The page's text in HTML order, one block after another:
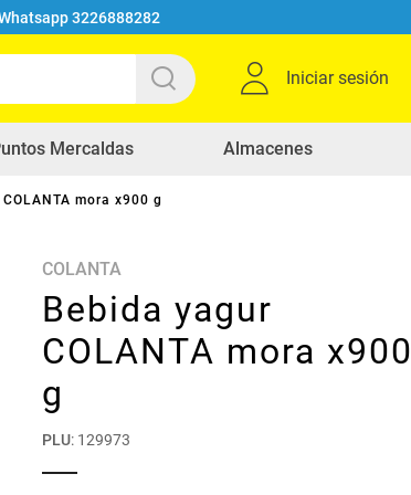
3226888282
Iniciar sesión
Mercaldas Almacenes
mora x900 g
COLANTA
Bebida yagur
COLANTA mora x900
g
PLU: 129973